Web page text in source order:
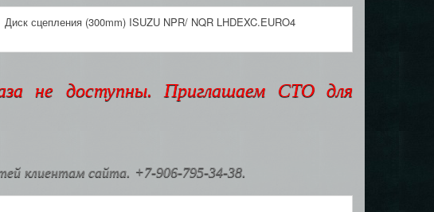
Диск сцепления (300mm) ISUZU NPR/ NQR LHDEXC.EURO4
не доступны. Приглашаем СТО для
клиентам сайта. +7-906-795-34-38.